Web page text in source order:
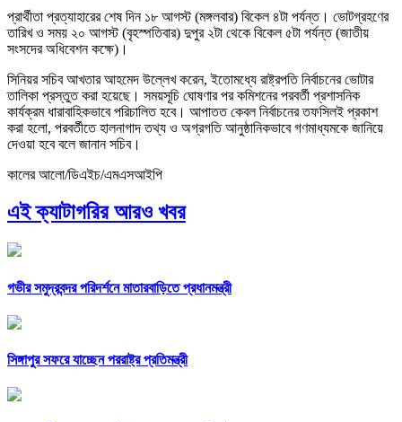
প্রার্থীতা প্রত্যাহারের শেষ দিন ১৮ আগস্ট (মঙ্গলবার) বিকেল ৪টা পর্যন্ত। ভোটগ্রহণের
তারিখ ও সময় ২০ আগস্ট (বৃহস্পতিবার) দুপুর ২টা থেকে বিকেল ৫টা পর্যন্ত (জাতীয়
সংসদের অধিবেশন কক্ষে)।
সিনিয়র সচিব আখতার আহমেদ উল্লেখ করেন, ইতোমধ্যে রাষ্ট্রপতি নির্বাচনের ভোটার
তালিকা প্রস্তুত করা হয়েছে। সময়সূচি ঘোষণার পর কমিশনের পরবর্তী প্রশাসনিক
কার্যক্রম ধারাবাহিকভাবে পরিচালিত হবে। আপাতত কেবল নির্বাচনের তফসিলই প্রকাশ
করা হলো, পরবর্তীতে হালনাগাদ তথ্য ও অগ্রগতি আনুষ্ঠানিকভাবে গণমাধ্যমকে জানিয়ে
দেওয়া হবে বলে জানান সচিব।
কালের আলো/ডিএইচ/এমএসআইপি
এই ক্যাটাগরির আরও খবর
গভীর সমুদ্রবন্দর পরিদর্শনে মাতারবাড়িতে প্রধানমন্ত্রী
সিঙ্গাপুর সফরে যাচ্ছেন পররাষ্ট্র প্রতিমন্ত্রী